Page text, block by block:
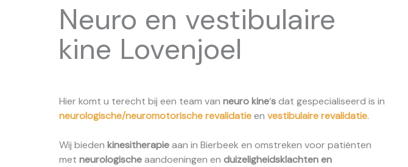
Neuro en vestibulaire
kine Lovenjoel
Hier komt u terecht bij een team van neuro kine‘sdat gespecialiseerd is in
neurologische/neuromotorische revalidatieen vestibulaire revalidatie.
Wij bieden kinesitherapieaan in Bierbeek en omstreken voor patiënten
met neurologischeaandoeningen en duizeligheidsklachten en